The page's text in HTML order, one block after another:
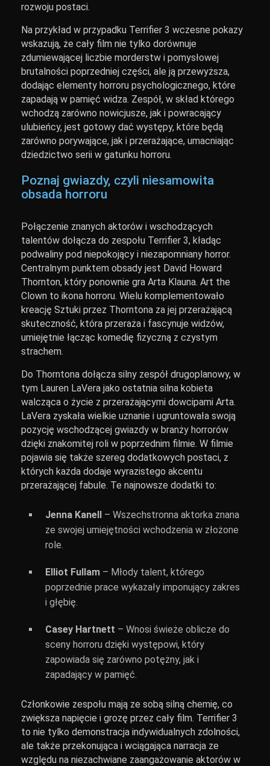
rozwoju postaci.
Na przykład w przypadku Terrifier 3 wczesne pokazy
wskazują, że cały film nie tylko dorównuje
zdumiewającej liczbie morderstw i pomysłowej
brutalności poprzedniej części, ale ją przewyższa,
dodając elementy horroru psychologicznego, które
zapadają w pamięć widza. Zespół, w skład którego
wchodzą zarówno nowicjusze, jak i powracający
ulubieńcy, jest gotowy dać występy, które będą
zarówno porywające, jak i przerażające, umacniając
dziedzictwo serii w gatunku horroru.
Poznaj gwiazdy, czyli niesamowita
obsada horroru
Połączenie znanych aktorów i wschodzących
talentów dołącza do zespołu Terrifier 3, kładąc
podwaliny pod niepokojący i niezapomniany horror.
Centralnym punktem obsady jest David Howard
Thornton, który ponownie gra Arta Klauna. Art the
Clown to ikona horroru. Wielu komplementowało
kreację Sztuki przez Thorntona za jej przerażającą
skuteczność, która przeraża i fascynuje widzów,
umiejętnie łącząc komedię fizyczną z czystym
strachem.
Do Thorntona dołącza silny zespół drugoplanowy, w
tym Lauren LaVera jako ostatnia silna kobieta
walcząca o życie z przerażającymi dowcipami Arta.
LaVera zyskała wielkie uznanie i ugruntowała swoją
pozycję wschodzącej gwiazdy w branży horrorów
dzięki znakomitej roli w poprzednim filmie. W filmie
pojawia się także szereg dodatkowych postaci, z
których każda dodaje wyrazistego akcentu
przerażającej fabule. Te najnowsze dodatki to:
Jenna Kanell – Wszechstronna aktorka znana
ze swojej umiejętności wchodzenia w złożone
role.
Elliot Fullam – Młody talent, którego
poprzednie prace wykazały imponujący zakres
i głębię.
Casey Hartnett – Wnosi świeże oblicze do
sceny horroru dzięki występowi, który
zapowiada się zarówno potężny, jak i
zapadający w pamięć.
Członkowie zespołu mają ze sobą silną chemię, co
zwiększa napięcie i grozę przez cały film. Terrifier 3
to nie tylko demonstracja indywidualnych zdolności,
ale także przekonująca i wciągająca narracja ze
względu na niezachwiane zaangażowanie aktorów w